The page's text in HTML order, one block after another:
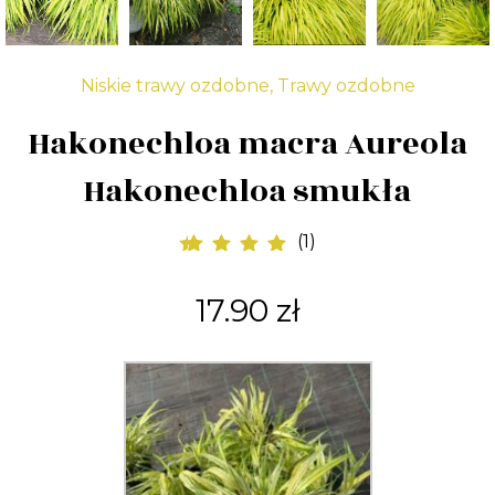
Niskie trawy ozdobne, Trawy ozdobne
Hakonechloa macra Aureola
Hakonechloa smukła
podstawie
oceny klienta
(1 )
17.90 zł